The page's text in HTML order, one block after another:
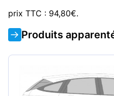
prix TTC : 94,80€.
Produits